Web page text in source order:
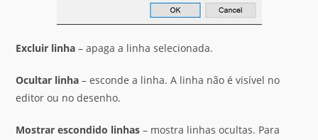
Excluir linha – apaga a linha selecionada.
Ocultar linha – esconde a linha. A linha não é visível no
editor ou no desenho.
Mostrar escondido linhas – mostra linhas ocultas. Para